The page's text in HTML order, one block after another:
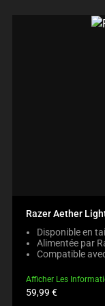
Razer Aether
Disponible en
Alimentée par
Compatible
Afficher Les
Prix
59,99 €